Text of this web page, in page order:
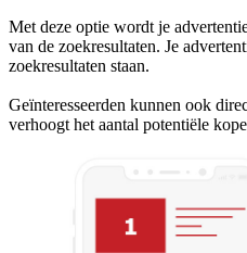
Met deze optie wordt je
van de zoekresultaten. Je
zoekresultaten staan.
Geïnteresseerden kunnen ook
verhoogt het aantal potentiële